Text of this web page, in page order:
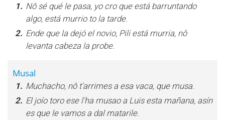
1. Nô sé qué le pasa, yo cro que está barruntando
algo, está murrio to la tarde.
2. Ende que la dejó el novio, Pili está murria, nô
levanta cabeza la probe.
Musal
1. Muchacho, nô t'arrimes a esa vaca, que musa.
2. El joío toro ese l'ha musao a Luis esta mañana, asín
es que le vamos a dal matarile.